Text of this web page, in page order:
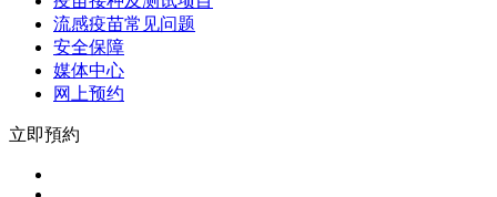
流感疫苗常见问题
安全保障
媒体中心
网上预约
立即預約